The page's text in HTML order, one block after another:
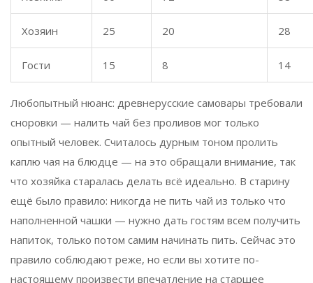
Хозяин 25 20 28
Гости 15 8 14
Любопытный нюанс: древнерусские самовары требовали
сноровки — налить чай без проливов мог только
опытный человек. Считалось дурным тоном пролить
каплю чая на блюдце — на это обращали внимание, так
что хозяйка старалась делать всё идеально. В старину
ещё было правило: никогда не пить чай из только что
наполненной чашки — нужно дать гостям всем получить
напиток, только потом самим начинать пить. Сейчас это
правило соблюдают реже, но если вы хотите по-
настоящему произвести впечатление на старшее